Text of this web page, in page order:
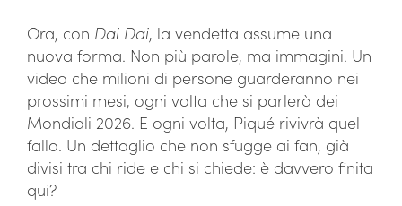
Ora, con Dai Dai, la vendetta assume una
nuova forma. Non più parole, ma immagini. Un
video che milioni di persone guarderanno nei
prossimi mesi, ogni volta che si parlerà dei
Mondiali 2026. E ogni volta, Piqué rivivrà quel
fallo. Un dettaglio che non sfugge ai fan, già
divisi tra chi ride e chi si chiede: è davvero finita
qui?